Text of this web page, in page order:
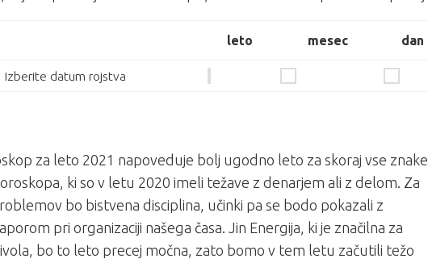
leto mesec dan
Izberite datum rojstva
za leto 2021 napoveduje bolj ugodno leto za skoraj vse znake
ki so v letu 2020 imeli težave z denarjem ali z delom. Za
bo bistvena disciplina, učinki pa se bodo pokazali z
pri organizaciji našega časa. Jin Energija, ki je značilna za
bo to leto precej močna, zato bomo v tem letu začutili težo